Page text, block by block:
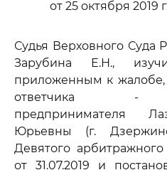
от 25 октября 2019
Судья Верховного Суда
Зарубина Е.Н.,
приложенным к жалобе,
ответчика -
предпринимателя
Юрьевны (г.
Девятого
от 31.07.2019 и